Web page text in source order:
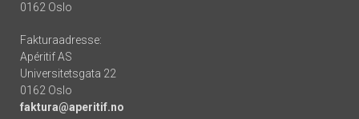
0162 Oslo
Fakturaadresse:
Apéritif AS
Universitetsgata 22
0162 Oslo
faktura@aperitif.no